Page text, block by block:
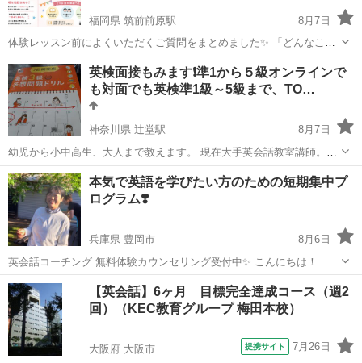
福岡県 筑前前原駅
8月7日
体験レッスン前によくいただくご質問をまとめました✨ 「どんなこと
をするの？」 「持ち物は？」 「勧誘はある？」 そんな疑問にお答え
しています😊 リラックスして教室の雰囲気を見て、感じていただけた
ら嬉しいです...
福岡 糸島市 筑前前原駅 英会話 レッスン
英検面接もみます❗準1から５級オンラインで
も対面でも英検準1級～5級まで、TO…
神奈川県 辻堂駅
8月7日
幼児から小中高生、大人まで教えます。 現在大手英会話教室講師。講
師歴１５年。 アメリカ滞在５年、他シンガポールなど５年。計１１
年。 アメリカで３人の子供を現地の学校にそれぞれ通わせた経験から
英語の習得を見てきま...
神奈川 藤沢市 辻堂駅 英検 1級
本気で英語を学びたい方のための短期集中プ
ログラム❣️
兵庫県 豊岡市
8月6日
英会話コーチング 無料体験カウンセリング受付中✨ こんにちは！ 英
会話コーチの Momokoです👋🏼 ✅英会話を習っているのになかなか上
達しない ✅言いたいことがパッと英語で出てこない ✅ど...
兵庫 豊岡市 英語 コーチング
【英会話】6ヶ月 目標完全達成コース（週2
回）（KEC教育グループ 梅田本校）
大阪府 大阪市 提携サイト 7月26日